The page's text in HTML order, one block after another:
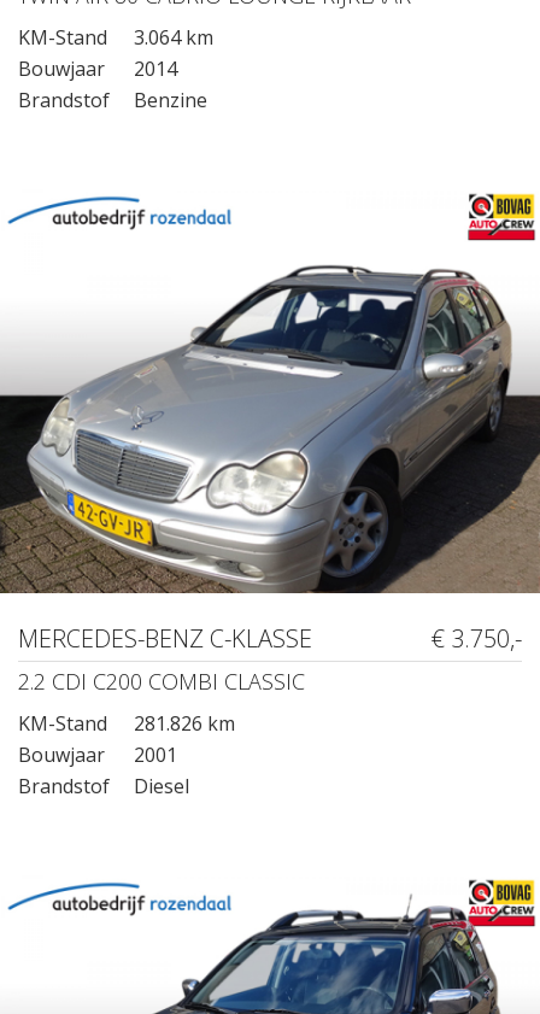
KM-Stand
3.064 km
Bouwjaar
2014
Brandstof
Benzine
MERCEDES-BENZ C-KLASSE € 3.750,-
2.2 CDI C200 COMBI CLASSIC
KM-Stand
281.826 km
Bouwjaar
2001
Brandstof
Diesel